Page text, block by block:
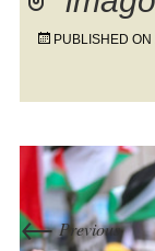
PUBLISHED ON
←Previous